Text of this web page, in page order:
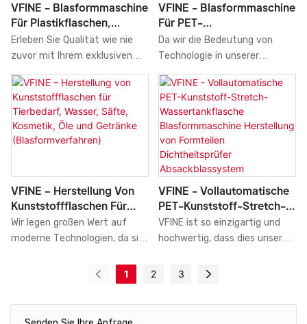
Markt gefunden.
Anwendungsgebiete sind
unter anderem
Blasformmaschinen.
Liter, 3000 bph) ein breiteres
Anwendungsspektrum und ist
nun auch im Bereich der
Flaschenblasmaschinen zu
finden.
VFINE - Blasformmaschine
Für Plastikflaschen,
Gebläse Für PET-Flaschen,
Behälter Für Reines
Erleben Sie Qualität wie nie
zuvor mit Ihrem exklusiven
Sortiment an
Blasformmaschinen für
Plastikflaschen und
Formgebungsmaschinen für
PET-Flaschen, reines
und Erfrischungsgetränke, die
Ihnen von den besten
Herstellern und Lieferanten
angeboten werden. Wir bieten
Flaschenblasmaschinen an, die
Anwendungen eingesetzt
VFINE - Blasformmaschine
Für PET-
Kunststoffflaschen
(18.000 Bph) – Preis
Da wir die Bedeutung von
Technologie in unserer
technologiegetriebenen
Geschäftswelt erkannt haben,
haben wir unsere bestehenden
Technologien innovativ
weiterentwickelt und
verbessert. In unserem
Unternehmen kommen nun
im Fertigungsprozess zum
Einsatz. Dank dieser
bewährten Vorteile erfreut
sich unsere in China
Blasformmaschine für PET-
Kapazität von 18.000
VFINE – Herstellung Von
Kunststoffflaschen Für
Tierbedarf, Wasser, Säfte,
Kosmetik, Öle Und
Wir legen großen Wert auf
moderne Technologien, da sie
und die Qualität unserer
Blasformmaschinen (18.000
bph, hergestellt in China)
sicherstellen. Sie erfreuen sich
VFINE - Vollautomatische
PET-Kunststoff-Stretch-
Wassertankflasche
Blasformmaschine
Dichtheitsprüfer
VFINE ist so einzigartig und
hochwertig, dass dies unsere
internationaler Regeln und
widerspiegelt. Die
1 2 3